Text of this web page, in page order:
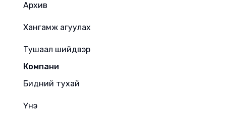
Архив
Хангамж агуулах
Тушаал шийдвэр
Компани
Бидний тухай
Үнэ